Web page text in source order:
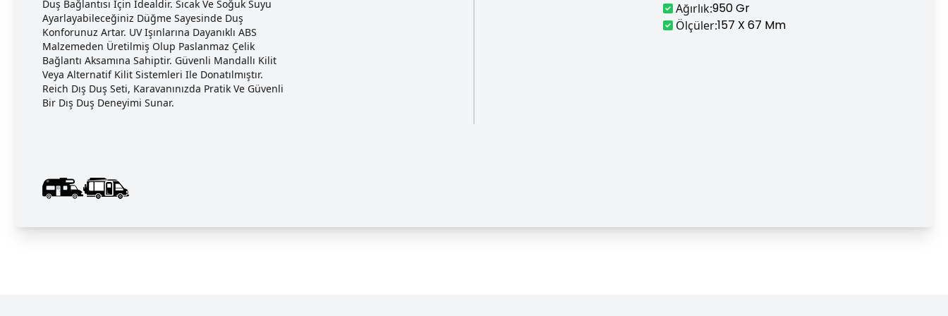
Duş Bağlantısı Için Idealdir. Sıcak Ve Soğuk Suyu
Ayarlayabileceğiniz Düğme Sayesinde Duş
Konforunuz Artar. UV Işınlarına Dayanıklı ABS
Malzemeden Üretilmiş Olup Paslanmaz Çelik
Bağlantı Aksamına Sahiptir. Güvenli Mandallı Kilit
Veya Alternatif Kilit Sistemleri Ile Donatılmıştır.
Reich Dış Duş Seti, Karavanınızda Pratik Ve Güvenli
Bir Dış Duş Deneyimi Sunar.
Ağırlık:950 Gr
Ölçüler:157 X 67 Mm